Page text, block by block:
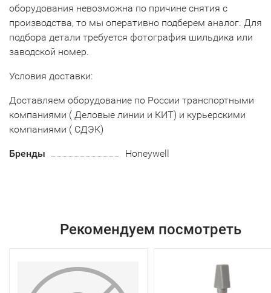
оборудования невозможна по причине снятия с
производства, то мы оперативно подберем аналог. Для
подбора детали требуется фотография шильдика или
заводской номер.
Условия доставки:
Доставляем оборудование по России транспортными
компаниями ( Деловые линии и КИТ) и курьерскими
компаниями ( СДЭК)
Бренды Honeywell
Рекомендуем посмотреть